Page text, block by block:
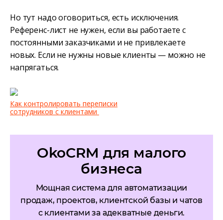
Но тут надо оговориться, есть исключения.
Референс-лист не нужен, если вы работаете с
постоянными заказчиками и не привлекаете
новых. Если не нужны новые клиенты — можно не
напрягаться.
Как контролировать переписки
сотрудников с клиентами
OkoCRM для малого
бизнеса
Мощная система для автоматизации
продаж, проектов, клиентской базы и чатов
с клиентами за адекватные деньги.